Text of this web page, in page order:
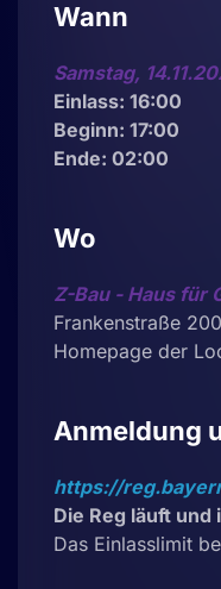
Wann
Samstag,
Einlass: 16:00
Beginn: 17:00
Ende: 02:00
Wo
Z-Bau - Haus für
Frankenstraße
Homepage der
Anmeldung
https://
Die Reg läuft
Das Einlasslimit